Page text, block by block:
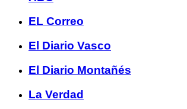
EL Correo
El Diario Vasco
El Diario Montañés
La Verdad